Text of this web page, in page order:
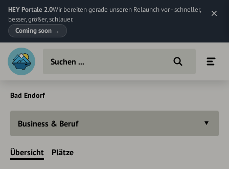
HEY Portale 2.0Wir bereiten gerade unseren Relaunch vor - schneller,
besser, größer, schlauer.
Coming soon →
Bad Endorf
Business & Beruf
Übersicht Plätze